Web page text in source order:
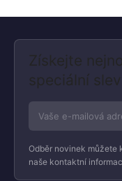
Získejte
speciální
Odběr novinek můžete
naše kontaktní